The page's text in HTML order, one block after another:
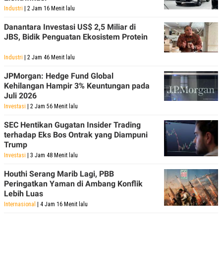
Industri | 2 Jam 16 Menit lalu
Danantara Investasi US$ 2,5 Miliar di
JBS, Bidik Penguatan Ekosistem Protein
Industri | 2 Jam 46 Menit lalu
JPMorgan: Hedge Fund Global
Kehilangan Hampir 3% Keuntungan pada
Juli 2026
Investasi | 2 Jam 56 Menit lalu
SEC Hentikan Gugatan Insider Trading
terhadap Eks Bos Ontrak yang Diampuni
Trump
Investasi | 3 Jam 48 Menit lalu
Houthi Serang Marib Lagi, PBB
Peringatkan Yaman di Ambang Konflik
Lebih Luas
Internasional | 4 Jam 16 Menit lalu